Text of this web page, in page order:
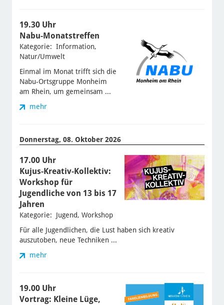
19.30 Uhr
Nabu-Monatstreffen
Kategorie: Information,
Natur/Umwelt
Einmal im Monat trifft sich die
Nabu-Ortsgruppe Monheim
am Rhein, um gemeinsam ...
mehr
Donnerstag, 08. Oktober 2026
17.00 Uhr
Kujus-Kreativ-Kollektiv:
Workshop für
Jugendliche von 13 bis 17
Jahren
Kategorie: Jugend, Workshop
Für alle Jugendlichen, die Lust haben sich kreativ
auszutoben, neue Techniken ...
mehr
19.00 Uhr
Vortrag: Kleine Lüge,